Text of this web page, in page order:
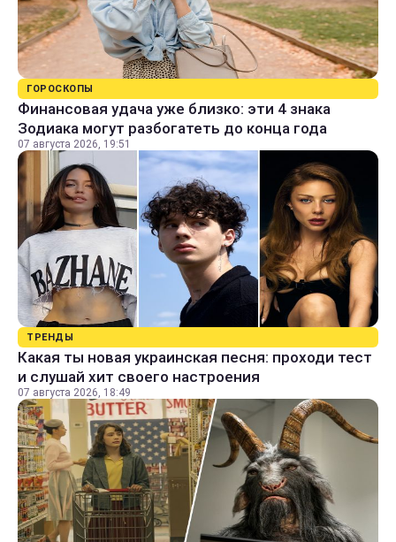
ГОРОСКОПЫ
Финансовая удача уже близко: эти 4 знака
Зодиака могут разбогатеть до конца года
07 августа 2026, 19:51
ТРЕНДЫ
Какая ты новая украинская песня: проходи тест
и слушай хит своего настроения
07 августа 2026, 18:49